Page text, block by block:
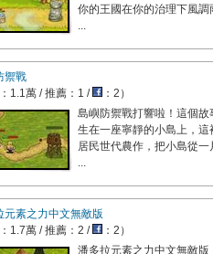
你的王國在你的治理下風調
...
禦戰
：1.1萬 / 推薦：1 /
：2）
島嶼防禦戰打響啦！這個故
生在一座寧靜的小島上，這
居民世代農作，把小島從一
...
元素之力中文無敵版
：1.7萬 / 推薦：2 /
：2）
潘多拉元素之力中文無敵版